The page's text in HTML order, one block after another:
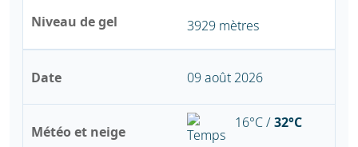
Niveau de gel 3929 mètres
Date
Météo et neige
09 août 2026
16°C /32°C